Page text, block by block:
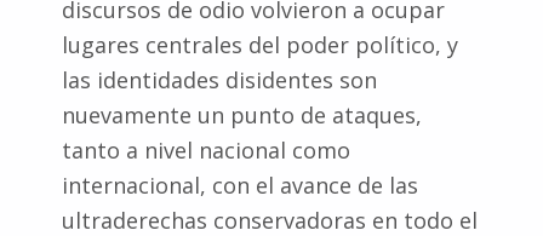
discursos de odio volvieron a ocupar
lugares centrales del poder político, y
las identidades disidentes son
nuevamente un punto de ataques,
tanto a nivel nacional como
internacional, con el avance de las
ultraderechas conservadoras en todo el